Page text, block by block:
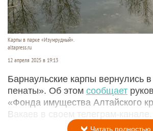
Карпы в парке «Изумрудный».
altapress.ru
12 апреля 2025 в 19:13
Барнаульские карпы вернулись
пенаты». Об этом сообщает
«Фонда имущества Алтайского
Вакаев в своем телеграм-канале.
Читать полностью